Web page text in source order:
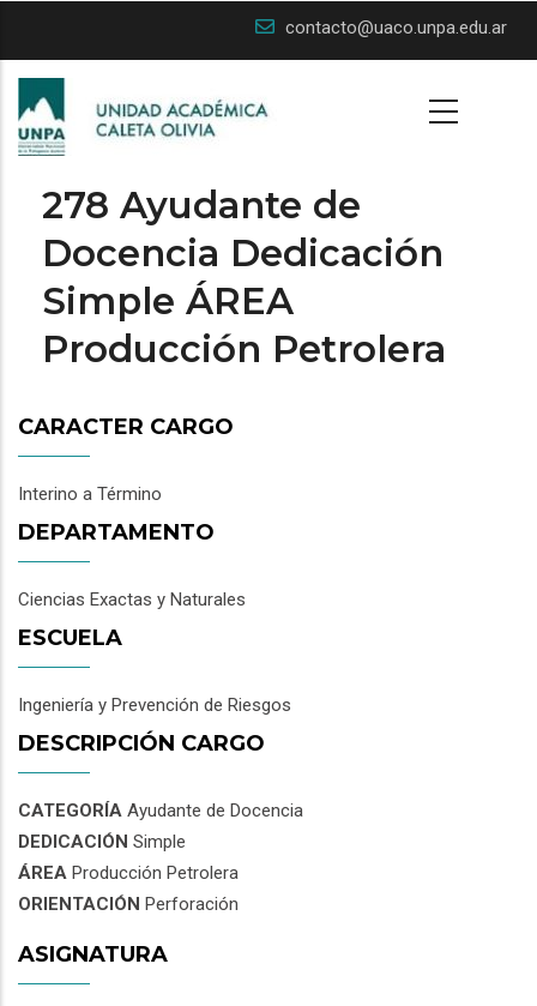
main
content
contacto@uaco.unpa.edu.ar
278 Ayudante de
Docencia Dedicación
Simple ÁREA
Producción Petrolera
CARACTER CARGO
Interino a Término
DEPARTAMENTO
Ciencias Exactas y Naturales
ESCUELA
Ingeniería y Prevención de Riesgos
DESCRIPCIÓN CARGO
CATEGORÍA Ayudante de Docencia
DEDICACIÓN Simple
ÁREA Producción Petrolera
ORIENTACIÓN Perforación
ASIGNATURA